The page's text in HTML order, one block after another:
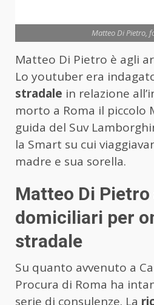
Matteo Di Pietro,
Matteo Di Pietro è agli
Lo youtuber era
stradale in relazione
morto a Roma il piccolo
guida del Suv
la Smart su cui
madre e sua sorella.
Matteo Di
domiciliari per
stradale
Su quanto avvenuto a
Procura di Roma ha
serie di consulenze. La